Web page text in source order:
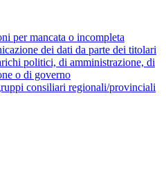
per mancata o incompleta
dei dati da parte dei titolari
politici, di amministrazione, di
o di governo
consiliari regionali/provinciali